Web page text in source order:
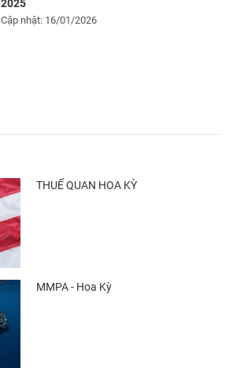
2025
Cập nhật: 16/01/2026
THUẾ QUAN HOA KỲ
MMPA - Hoa Kỳ